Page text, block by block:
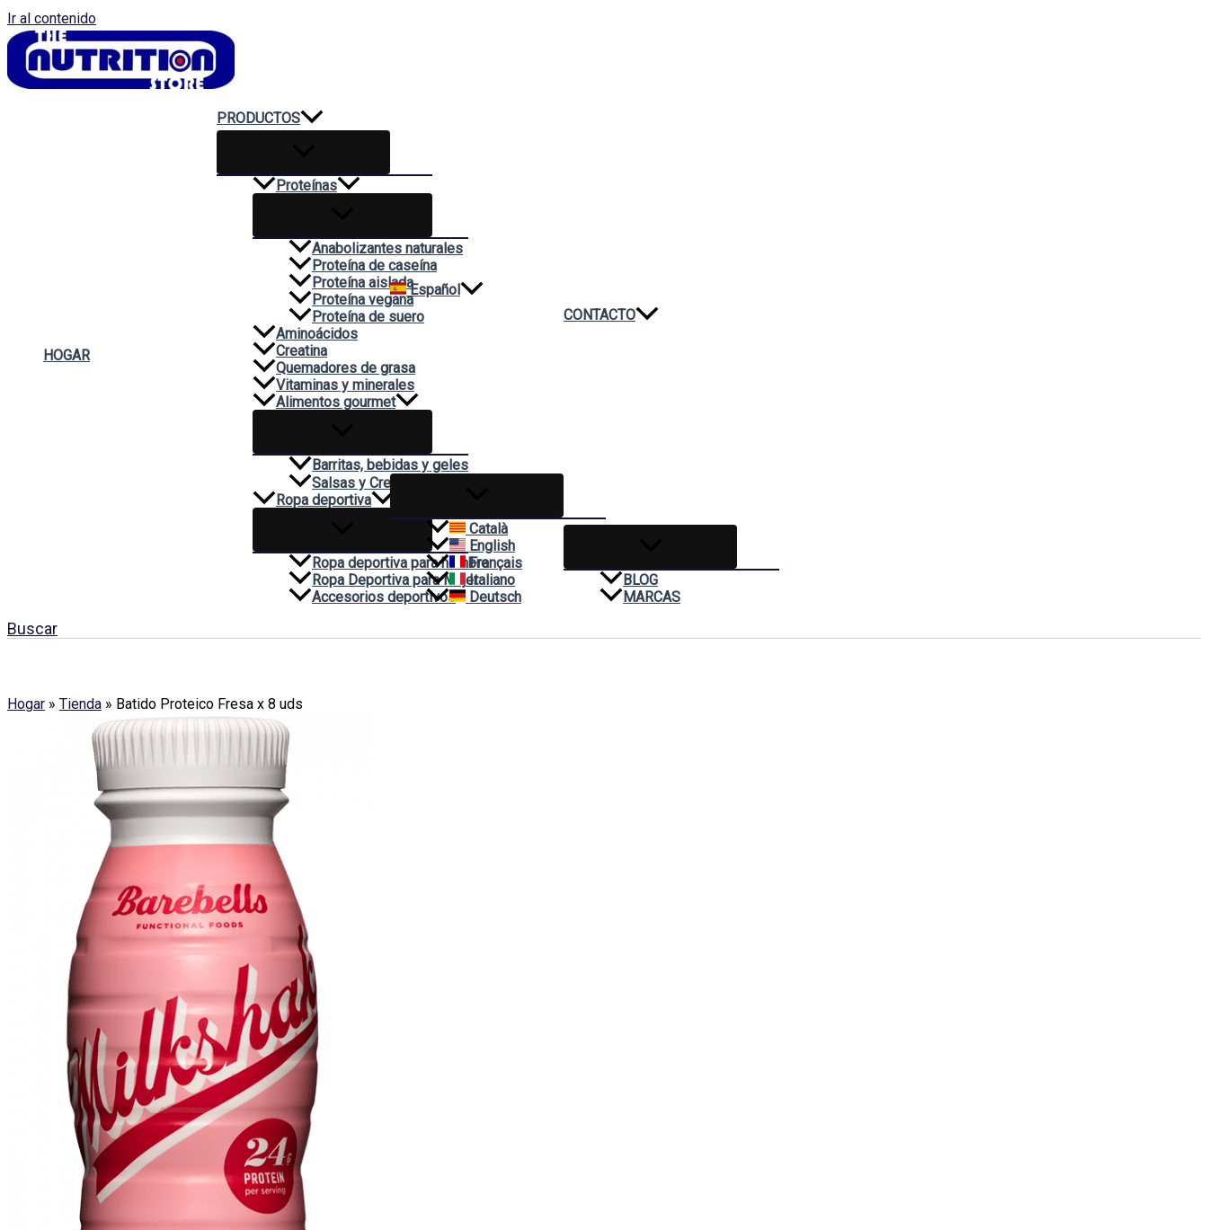
Ir al contenido
HOGAR
PRODUCTOS
Proteínas
Anabolizantes naturales
Proteína de caseína
Proteína aislada
Proteína vegana
Proteína de suero
Aminoácidos
Creatina
Quemadores de grasa
Vitaminas y minerales
Alimentos gourmet
Barritas, bebidas y geles
Salsas y Cremas
Ropa deportiva
Ropa deportiva para hombre
Ropa Deportiva para Mujer
Accesorios deportivos
Español
Català
English
Français
Italiano
Deutsch
CONTACTO
BLOG
MARCAS
Buscar
Hogar » Tienda » Batido Proteico Fresa x 8 uds